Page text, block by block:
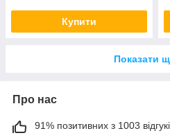
Купити
Показати
Про нас
91% позитивних з 1003